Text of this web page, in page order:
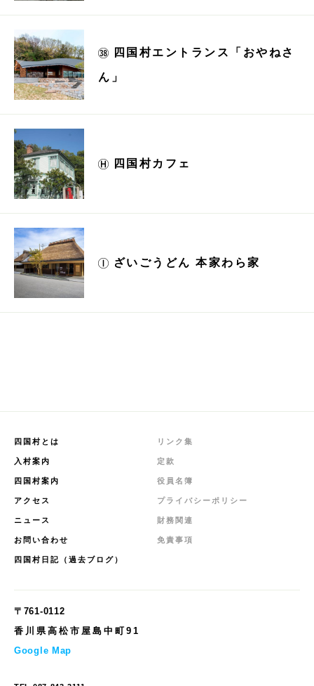
四国村エントランス「おやねさ
ん」
四国村カフェ
ざいごうどん 本家わら家
四国村とは
入村案内
四国村案内
アクセス
ニュース
お問い合わせ
四国村日記（過去ブログ）
リンク集
定款
役員名簿
プライバシーポリシー
財務関連
免責事項
〒761-0112
香川県高松市屋島中町91
Google Map